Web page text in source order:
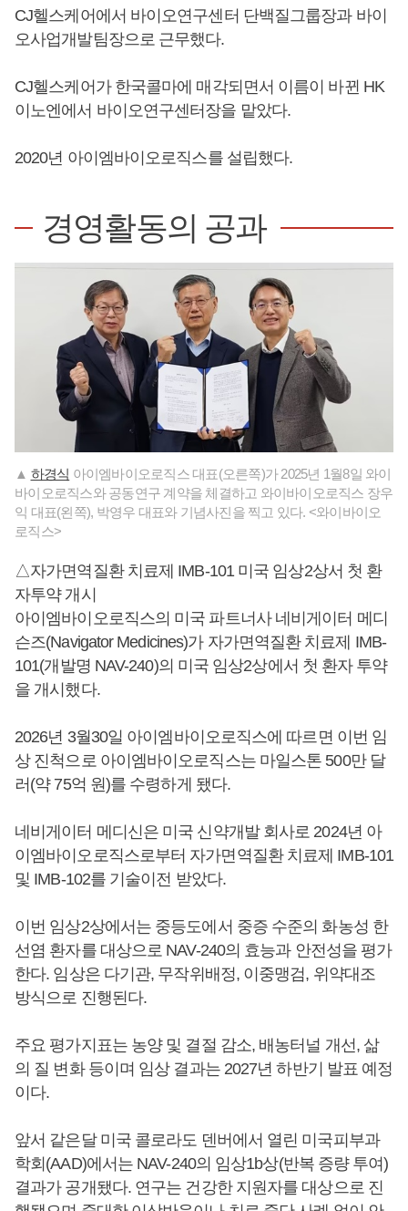
CJ헬스케어에서 바이오연구센터 단백질그룹장과 바이
오사업개발팀장으로 근무했다.
CJ헬스케어가 한국콜마에 매각되면서 이름이 바뀐 HK
이노엔에서 바이오연구센터장을 맡았다.
2020년 아이엠바이오로직스를 설립했다.
경영활동의 공과
▲ 하경식 아이엠바이오로직스 대표(오른쪽)가 2025년 1월8일 와이
바이오로직스와 공동연구 계약을 체결하고 와이바이오로직스 장우
익 대표(왼쪽), 박영우 대표와 기념사진을 찍고 있다. <와이바이오
로직스>
△자가면역질환 치료제 IMB-101 미국 임상2상서 첫 환
자투약 개시
아이엠바이오로직스의 미국 파트너사 네비게이터 메디
슨즈(Navigator Medicines)가 자가면역질환 치료제 IMB-
101(개발명 NAV-240)의 미국 임상2상에서 첫 환자 투약
을 개시했다.
2026년 3월30일 아이엠바이오로직스에 따르면 이번 임
상 진척으로 아이엠바이오로직스는 마일스톤 500만 달
러(약 75억 원)를 수령하게 됐다.
네비게이터 메디신은 미국 신약개발 회사로 2024년 아
이엠바이오로직스로부터 자가면역질환 치료제 IMB-101
및 IMB-102를 기술이전 받았다.
이번 임상2상에서는 중등도에서 중증 수준의 화농성 한
선염 환자를 대상으로 NAV-240의 효능과 안전성을 평가
한다. 임상은 다기관, 무작위배정, 이중맹검, 위약대조
방식으로 진행된다.
주요 평가지표는 농양 및 결절 감소, 배농터널 개선, 삶
의 질 변화 등이며 임상 결과는 2027년 하반기 발표 예정
이다.
앞서 같은달 미국 콜로라도 덴버에서 열린 미국피부과
학회(AAD)에서는 NAV-240의 임상1b상(반복 증량 투여)
결과가 공개됐다. 연구는 건강한 지원자를 대상으로 진